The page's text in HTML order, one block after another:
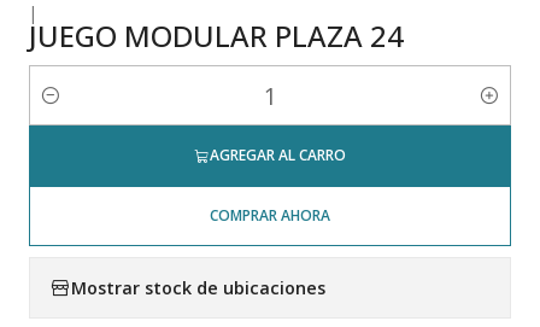
|
JUEGO MODULAR PLAZA 24
Cantidad
AGREGAR AL CARRO
COMPRAR AHORA
Mostrar stock de ubicaciones